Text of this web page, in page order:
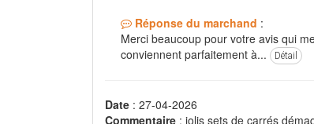
Réponse du marchand :
Merci beaucoup pour votre avis qui
conviennent parfaitement à...
Détail
Date : 27-04-2026
Commentaire : jolis sets de carrés